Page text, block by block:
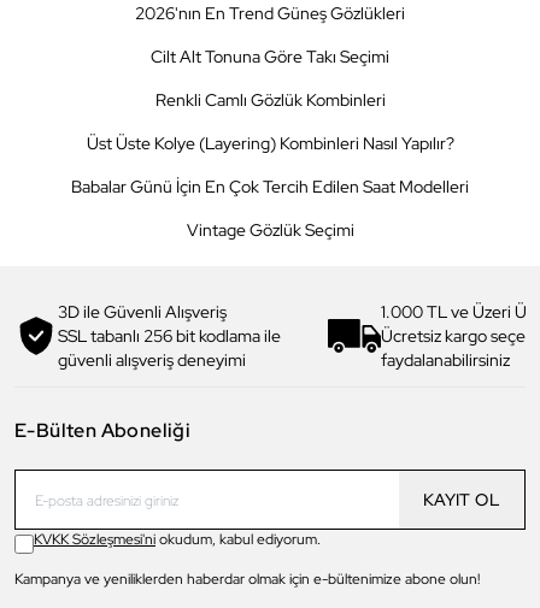
2026'nın En Trend Güneş Gözlükleri
Cilt Alt Tonuna Göre Takı Seçimi
Renkli Camlı Gözlük Kombinleri
Üst Üste Kolye (Layering) Kombinleri Nasıl Yapılır?
Babalar Günü İçin En Çok Tercih Edilen Saat Modelleri
Vintage Gözlük Seçimi
3D ile Güvenli Alışveriş
SSL tabanlı 256 bit kodlama ile
güvenli alışveriş deneyimi
1.000 TL ve Üzeri
Ücretsiz kargo
faydalanabilirsiniz
E-Bülten Aboneliği
KAYIT OL
KVKK Sözleşmesi'niokudum, kabul ediyorum.
Kampanya ve yeniliklerden haberdar olmak için e-bültenimize abone olun!